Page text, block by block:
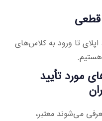
قطعی
اپلای تا ورود به کلاس‌های
هستیم.
مورد تأیید
می‌شوند معتبر،